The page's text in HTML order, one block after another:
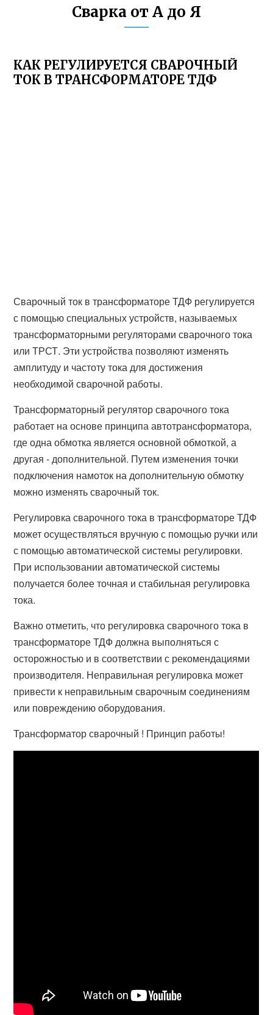
Сварка от А до Я
КАК РЕГУЛИРУЕТСЯ СВАРОЧНЫЙ
ТОК В ТРАНСФОРМАТОРЕ ТДФ
Сварочный ток в трансформаторе ТДФ регулируется
с помощью специальных устройств, называемых
трансформаторными регуляторами сварочного тока
или ТРСТ. Эти устройства позволяют изменять
амплитуду и частоту тока для достижения
необходимой сварочной работы.
Трансформаторный регулятор сварочного тока
работает на основе принципа автотрансформатора,
где одна обмотка является основной обмоткой, а
другая - дополнительной. Путем изменения точки
подключения намоток на дополнительную обмотку
можно изменять сварочный ток.
Регулировка сварочного тока в трансформаторе ТДФ
может осуществляться вручную с помощью ручки или
с помощью автоматической системы регулировки.
При использовании автоматической системы
получается более точная и стабильная регулировка
тока.
Важно отметить, что регулировка сварочного тока в
трансформаторе ТДФ должна выполняться с
осторожностью и в соответствии с рекомендациями
производителя. Неправильная регулировка может
привести к неправильным сварочным соединениям
или повреждению оборудования.
Трансформатор сварочный ! Принцип работы!